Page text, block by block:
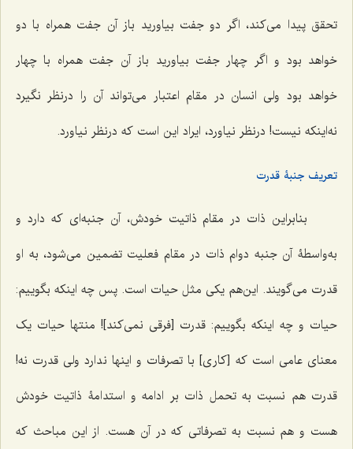
تحقق پیدا می‌کند، اگر دو جفت بیاورید باز آن جفت همراه با دو
خواهد بود و اگر چهار جفت بیاورید باز آن جفت همراه با چهار
خواهد بود ولی انسان در مقام اعتبار می‌تواند آن را درنظر نگیرد
نه‌اینکه نیست! درنظر نیاورد، ایراد این است که درنظر نیاورد.
تعریف جنبۀ قدرت
بنابراین ذات در مقام ذاتیت خودش، آن جنبه‌ای که دارد و
به‌واسطۀ آن جنبه دوام ذات در مقام فعلیت تضمین می‌شود، به او
قدرت می‌گویند. این‌هم یکی مثل حیات است. پس چه اینکه بگوییم:
حیات و چه اینکه بگوییم: قدرت [فرقی نمی‌کند]! منتها حیات یک
معنای عامی است که [کاری] با تصرفات و اینها ندارد ولی قدرت نه!
قدرت هم نسبت به تحمل ذات بر ادامه و استدامۀ ذاتیت خودش
هست و هم نسبت به تصرفاتی که در آن هست. از این مباحث که